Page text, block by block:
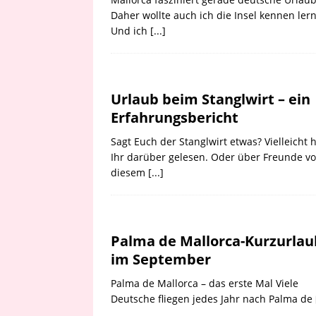
Daher wollte auch ich die Insel kennen
Und ich [...]
Urlaub beim Stanglwirt – ein
Erfahrungsbericht
Sagt Euch der Stanglwirt etwas? Vielleicht
Ihr darüber gelesen. Oder über Freunde
diesem [...]
Palma de Mallorca-
im September
Palma de Mallorca – das erste Mal Viele
Deutsche fliegen jedes Jahr nach Palma de